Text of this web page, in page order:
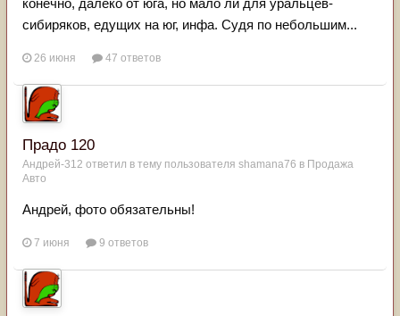
конечно, далеко от юга, но мало ли для уральцев-
сибиряков, едущих на юг, инфа. Судя по небольшим...
26 июня 47 ответов
Прадо 120
Андрей-312 ответил в тему пользователя shamana76 в Продажа
Авто
Андрей, фото обязательны!
7 июня 9 ответов